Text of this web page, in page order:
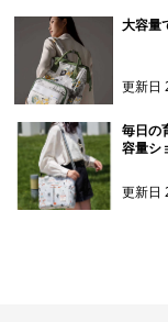
大容量
更新日
毎日の
容量シ
更新日